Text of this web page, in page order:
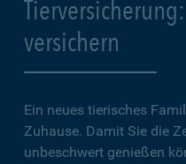
versichern
Ein neues tierisches
Zuhause. Damit Sie die
unbeschwert genießen